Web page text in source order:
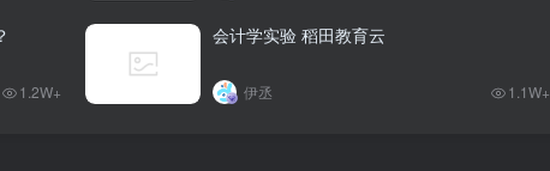
1.2W+
会计学实验 稻田教育云
伊丞 1.1W+